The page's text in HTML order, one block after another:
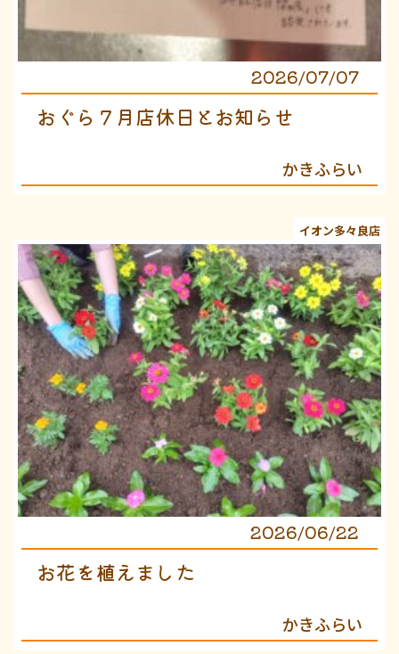
2026/07/07
おぐら７月店休日とお知らせ
かきふらい
イオン多々良店
2026/06/22
お花を植えました
かきふらい